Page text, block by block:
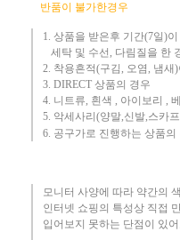
반품이 불가한경우
1. 상품을 받은후 기간(7일)
세탁 및 수선, 다림질을 한
2. 착용흔적(구김, 오염, 냄새
3. DIRECT 상품의 경우
4. 니트류, 흰색 , 아이보리 ,
​5. 악세사리(양말,신발,스카
6. 공구가로 진행하는 상품의
모니터 사양에 따라 약간의
인터넷 쇼핑의 특성상 직접
입어보지 못하는 단점이 있